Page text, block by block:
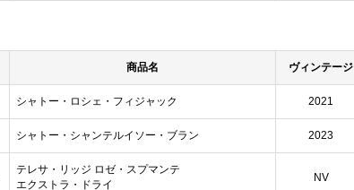
商品名 ヴィンテージ
シャトー・ロシェ・フィジャック 2021
シャトー・シャンテルイソー・ブラン 2023
テレサ・リッジ ロゼ・スプマンテ
エクストラ・ドライ
NV